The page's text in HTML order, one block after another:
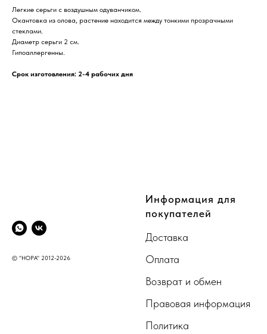
Легкие серьги с воздушным одуванчиком.
Окантовка из олова, растение находится между тонкими прозрачными
стеклами.
Диаметр серьги 2 см.
Гипоаллергенны.
Срок изготовления: 2-4 рабочих дня
© "НОРА" 2012-2026
Информация для
покупателей
Доставка
Оплата
Возврат и обмен
Правовая информация
Политика